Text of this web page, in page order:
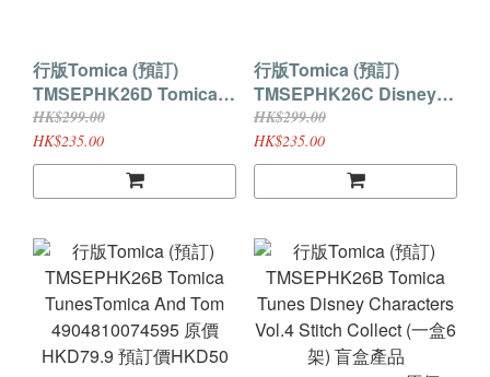
行版Tomica (預訂)
TMSEPHK26D Tomica
Advent Calendar
4904810189121 原價
HKD299 預訂價HKD235
HK$299.00
HK$235.00
行版Tomica (預訂)
TMSEPHK26C Disney
Cars ADVENT
CALENDAR 2026
4904810089131 原價
HKD299 預訂價HKD235
HK$299.00
HK$235.00